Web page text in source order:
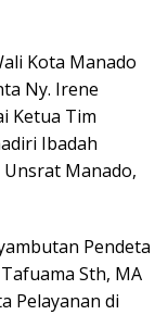
Kota Manado
Ny. Irene
Ketua Tim
Ibadah
Manado,
Pendeta
Sth, MA
Pelayanan di